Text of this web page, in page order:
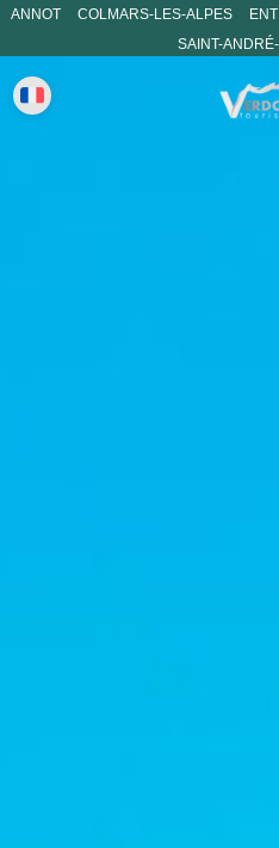
ANNOT COLMARS-LES-ALPES
SAINT-